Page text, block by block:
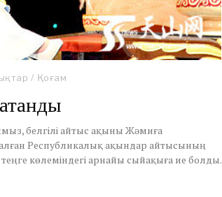
/ Қоғам
белгілі айтыс ақыны Жәмиға
Республикалық ақындар айтысының
көлеміндегі арнайы сыйақыға ие болды.